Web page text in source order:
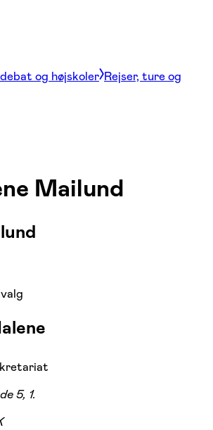
og højskoler Rejser, ture og
Mailund
5, 1.